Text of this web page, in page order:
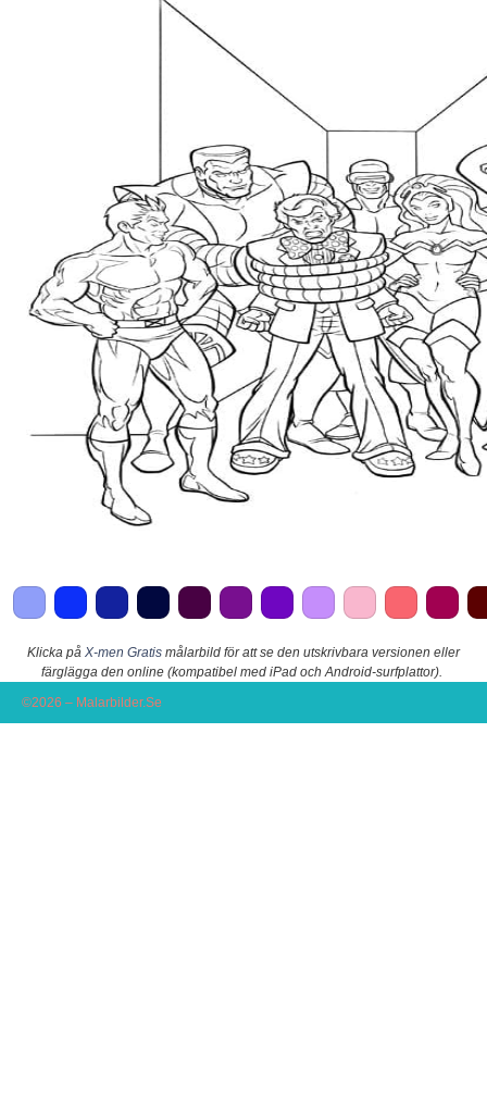
Klicka på X-men Gratis målarbild för att se den utskrivbara versionen eller
färglägga den online (kompatibel med iPad och Android-surfplattor).
©2026 – Malarbilder.Se